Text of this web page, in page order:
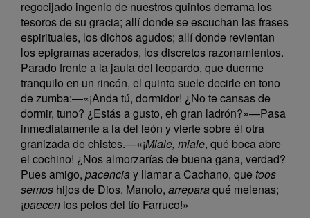
regocijado ingenio de nuestros quintos derrama los
tesoros de su gracia; allí donde se escuchan las frases
espirituales, los dichos agudos; allí donde revientan
los epigramas acerados, los discretos razonamientos.
Parado frente a la jaula del leopardo, que duerme
tranquilo en un rincón, el quinto suele decirle en tono
de zumba:—«¡Anda tú, dormidor! ¿No te cansas de
dormir, tuno? ¿Estás a gusto, eh gran ladrón?»—Pasa
inmediatamente a la del león y vierte sobre él otra
granizada de chistes.—«¡Miale, miale, qué boca abre
el cochino! ¿Nos almorzarías de buena gana, verdad?
Pues amigo, pacencia y llamar a Cachano, que toos
semos hijos de Dios. Manolo, arrepara qué melenas;
¡paecen los pelos del tío Farruco!»